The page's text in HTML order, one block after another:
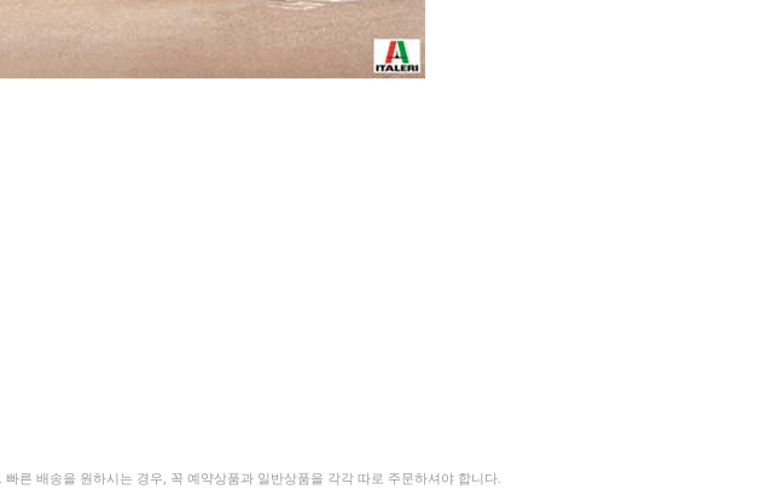
빠른 배송을 원하시는 경우, 꼭 예약상품과 일반상품을 각각 따로 주문하셔야 합니다.